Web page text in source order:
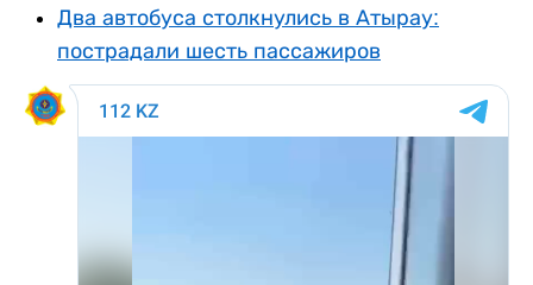
Два автобуса столкнулись в Атырау:
пострадали шесть пассажиров